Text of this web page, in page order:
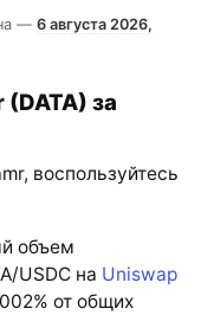
—6 августа 2026,
за
воспользуйтесь
объем
USDC на Uniswap
от общих